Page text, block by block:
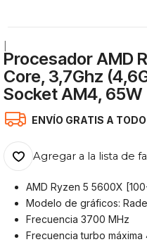
Procesador AMD
Core, 3,7Ghz
Socket AM4, 65W
ENVÍO GRATIS A
Agregar a la lista de
AMD Ryzen 5 5600X
Modelo de gráficos:
Frecuencia 3700 MHz
Frecuencia turbo máxima